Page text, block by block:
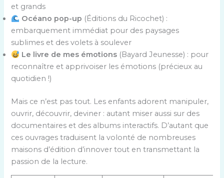
et grands
Océano pop-up (Éditions du Ricochet) :
embarquement immédiat pour des paysages
sublimes et des volets à soulever
Le livre de mes émotions (Bayard Jeunesse) : pour
reconnaître et apprivoiser les émotions (précieux au
quotidien !)
Mais ce n’est pas tout. Les enfants adorent manipuler,
ouvrir, découvrir, deviner : autant miser aussi sur des
documentaires et des albums interactifs. D’autant que
ces ouvrages traduisent la volonté de nombreuses
maisons d’édition d’innover tout en transmettant la
passion de la lecture.